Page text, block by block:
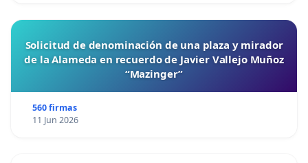
Solicitud de denominación de una plaza y mirador
de la Alameda en recuerdo de Javier Vallejo Muñoz
“Mazinger”
560 firmas
11 Jun 2026